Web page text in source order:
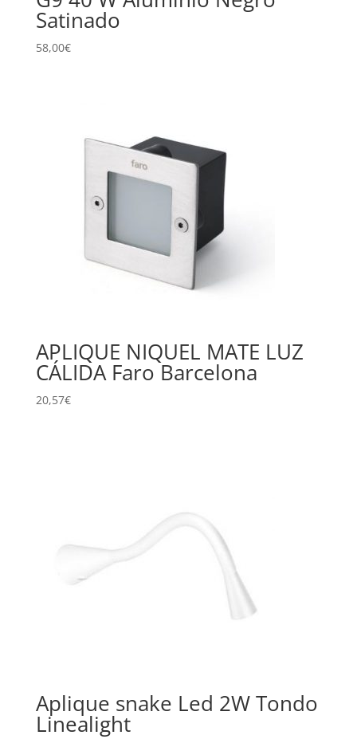
Satinado
58,00€
APLIQUE NIQUEL MATE LUZ
CÁLIDA Faro Barcelona
20,57€
Aplique snake Led 2W Tondo
Linealight